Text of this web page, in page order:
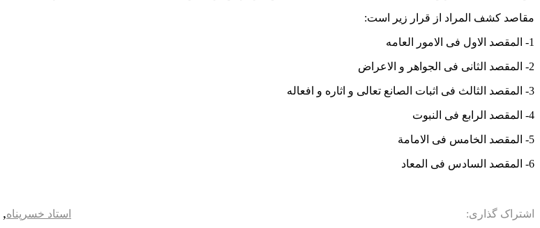
مقاصد کشف المراد از قرار زیر است:
1- المقصد الاول فی الامور العامه
2- المقصد الثانی فی الجواهر و الاعراض
3- المقصد الثالث فی اثبات الصانع تعالی و اثاره و افعاله
4- المقصد الرابع فی النبوت
5- المقصد الخامس فی الامامة
6- المقصد السادس فی المعاد
استاد خسرپناه, اشتراک گذاری: